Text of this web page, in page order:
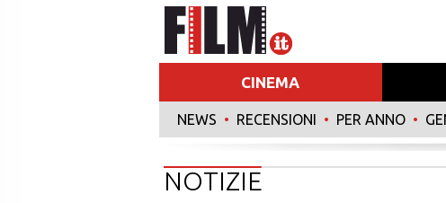
CINEMA
NEWS • RECENSIONI • PER ANNO •
NOTIZIE